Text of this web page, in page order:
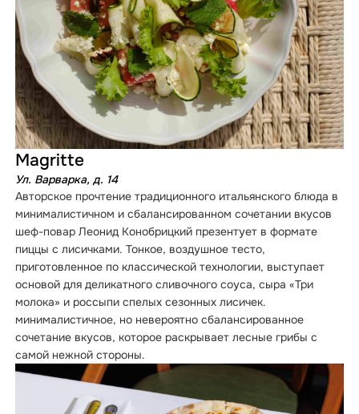
Magritte
Ул. Варварка, д. 14
Авторское прочтение традиционного итальянского блюда в
минималистичном и сбалансированном сочетании вкусов
шеф-повар Леонид Конобрицкий презентует в формате
пиццы с лисичками. Тонкое, воздушное тесто,
приготовленное по классической технологии, выступает
основой для деликатного сливочного соуса, сыра «Три
молока» и россыпи спелых сезонных лисичек.
минималистичное, но невероятно сбалансированное
сочетание вкусов, которое раскрывает лесные грибы с
самой нежной стороны.